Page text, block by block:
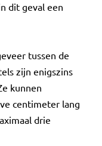
dit geval een
tussen de
zijn enigszins
kunnen
centimeter lang
drie